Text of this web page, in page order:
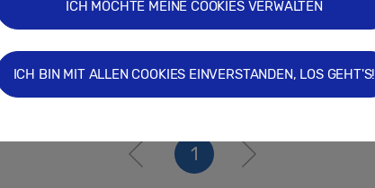
10.04.2019
1
ICH MÖCHTE MEINE COOKIES VERWALTEN
ICH BIN MIT ALLEN COOKIES EINVERSTANDEN, LOS GEHT'S!